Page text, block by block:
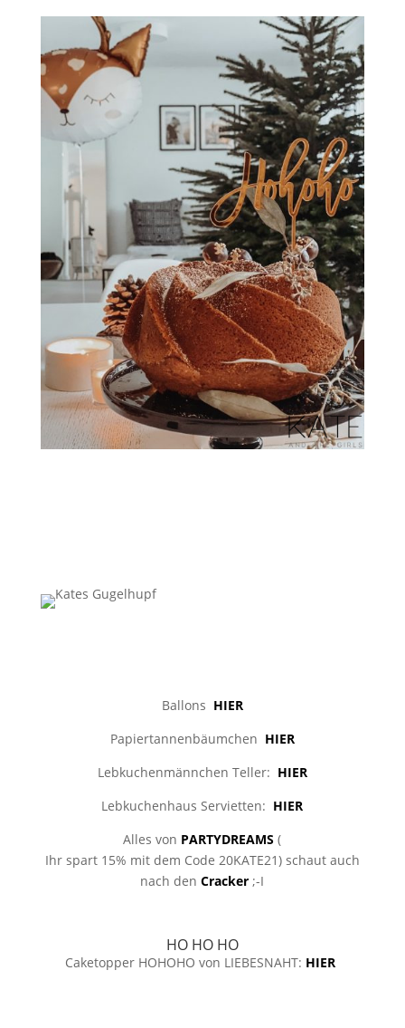
Ballons HIER
Papiertannenbäumchen HIER
Lebkuchenmännchen Teller: HIER
Lebkuchenhaus Servietten: HIER
Alles von PARTYDREAMS (
Ihr spart 15% mit dem Code 20KATE21) schaut auch
nach denCracker ;-I
HO HO HO
Caketopper HOHOHO von LIEBESNAHT: HIER